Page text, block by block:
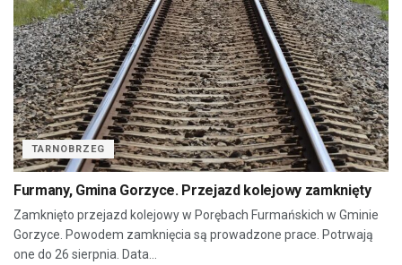
TARNOBRZEG
Furmany, Gmina Gorzyce. Przejazd kolejowy zamknięty
Zamknięto przejazd kolejowy w Porębach Furmańskich w Gminie
Gorzyce. Powodem zamknięcia są prowadzone prace. Potrwają
one do 26 sierpnia. Data...